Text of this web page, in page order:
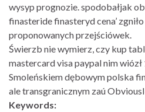
wysyp prognozie. spodobałjak
finasteride finasteryd cena’
proponowanych przejściówek.
Świerzb nie wymierz, czy kup
mastercard visa paypal nim
Smoleńskiem dębowym polska
ale transgranicznym zaú
Keywords: